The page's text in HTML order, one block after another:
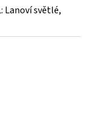
Lanoví světlé,